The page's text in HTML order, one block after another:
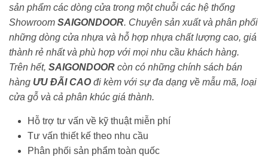
sản phẩm các dòng cửa trong một chuỗi các hệ thống
Showroom SAIGONDOOR. Chuyên sản xuất và phân phối
những dòng cửa nhựa và hỗ hợp nhựa chất lượng cao, giá
thành rẻ nhất và phù hợp với mọi nhu cầu khách hàng.
Trên hết, SAIGONDOOR còn có những chính sách bán
hàng ƯU ĐÃI CAOđi kèm với sự đa dạng về mẫu mã, loại
cửa gỗ và cả phân khúc giá thành.
Hỗ trợ tư vấn về kỹ thuật miễn phí
Tư vấn thiết kế theo nhu cầu
Phân phối sản phẩm toàn quốc